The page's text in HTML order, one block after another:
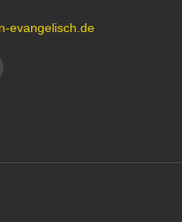
evangelisch.de